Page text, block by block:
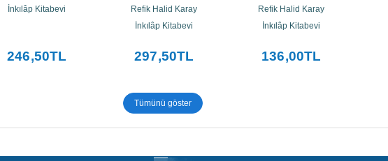
İnkılâp Kitabevi
246,50TL
Refik Halid Karay
İnkılâp Kitabevi
297,50TL
Refik Halid Karay
İnkılâp Kitabevi
136,00TL
Tümünü göster